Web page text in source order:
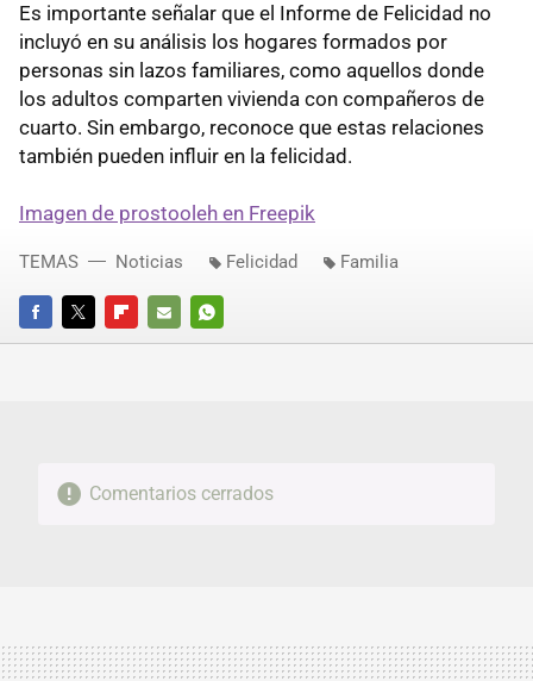
Es importante señalar que el Informe de Felicidad no
incluyó en su análisis los hogares formados por
personas sin lazos familiares, como aquellos donde
los adultos comparten vivienda con compañeros de
cuarto. Sin embargo, reconoce que estas relaciones
también pueden influir en la felicidad.
Imagen de prostooleh en Freepik
FACEBOOKTWITTERFLIPBOARD
E-
WHATSAPP
TEMAS Noticias Felicidad Familia
Comentarios cerrados